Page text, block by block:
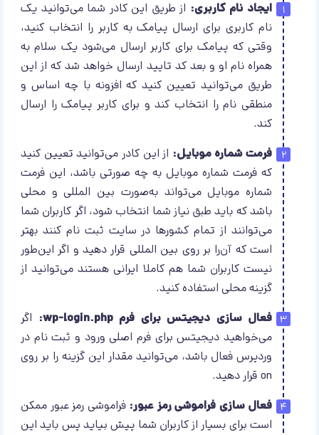
ایجاد نام کاربری: از طریق این کادر شما می‌توانید یک
نام کاربری برای ارسال پیامک به کاربر را انتخاب کنید،
وقتی که پیامک برای کاربر ارسال می‌شود یک سلام به
همراه نام او و بعد کد تایید ارسال خواهد شد که از این
طریق می‌توانید تعیین کنید که افزونه با چه اساس و
منطقی نام را انتخاب کند و برای کاربر پیامک را ارسال
کند.
فرمت شماره موبایل: از این کادر می‌توانید تعیین کنید
که فرمت شماره موبایل به چه صورتی باشد، این فرمت
شماره موبایل می‌تواند به‌صورت بین المللی و محلی
باشد که باید طبق نیاز شما انتخاب شود، اگر کاربران شما
می‌توانند از تمام کشور‌‌ها در سایت ثبت نام کنند بهتر
است که آن‌را بر روی بین المللی قرار دهید و اگر این‌طور
نیست کاربران شما هم کاملا ایرانی هستند می‌توانید از
گزینه محلی استفاده کنید.
فعال سازی دیجیتس برای فرم wp-login.php:
اگر
می‌خواهید دیجیتس برای فرم اصلی ورود و ثبت نام در
وردپرس فعال باشد، می‌توانید مقدار این گزینه را بر روی
on قرار دهید.
فعال سازی فراموشی رمز عبور: فراموشی رمز عبور ممکن
است برای بسیار از کاربران شما پیش بیاید پس باید این